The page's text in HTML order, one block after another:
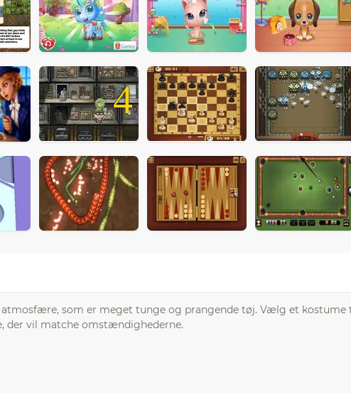
4
som er meget tunge og prangende tøj. Vælg et kostume
der vil matche omstændighederne.